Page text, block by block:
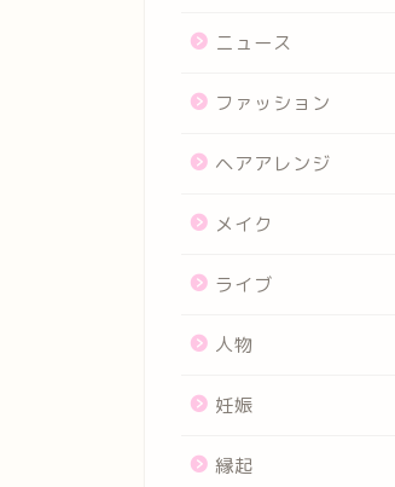
ニュース
ファッション
ヘアアレンジ
メイク
ライブ
人物
妊娠
縁起